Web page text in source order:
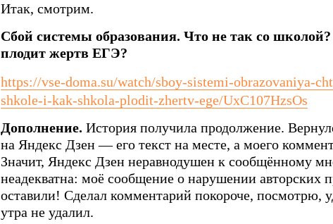
Итак, смотрим.
Сбой системы образования. Что не так со
плодит жертв ЕГЭ?
https://vse-doma.su/watch/sboy-sistemi-obrazovaniya-
shkole-i-kak-shkola-plodit-zhertv-ege/UxC107HzsOs
Дополнение. История получила продолжение.
на Яндекс Дзен — его текст на месте, а моего
Значит, Яндекс Дзен неравнодушен к сообщённому
неадекватна: моё сообщение о нарушении авторских
оставили! Сделал комментарий покороче, посмотрю,
утра не удалил.